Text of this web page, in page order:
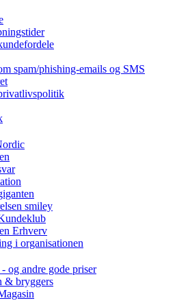
spam/phishing-emails og SMS
smiley
Erhverv
i organisationen
og andre gode priser
& bryggers